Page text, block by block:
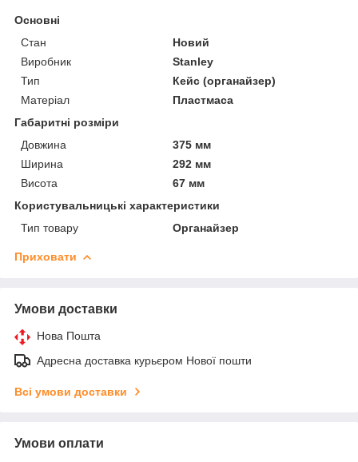
Основні
Стан
Новий
Виробник
Stanley
Тип
Кейс (органайзер)
Матеріал
Пластмаса
Габаритні розміри
Довжина
375 мм
Ширина
292 мм
Висота
67 мм
Користувальницькі характеристики
Тип товару
Органайзер
Приховати
Умови доставки
Нова Пошта
Адресна доставка курьєром Нової пошти
Всі умови доставки
Умови оплати